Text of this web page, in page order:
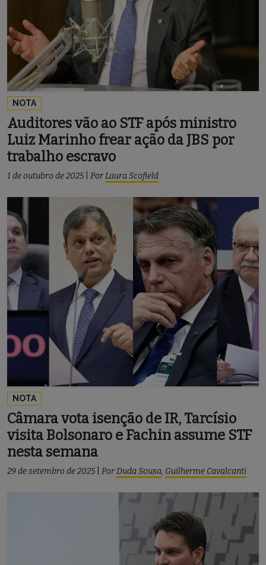
NOTA
Auditores vão ao STF após ministro
Luiz Marinho frear ação da JBS por
trabalho escravo
1 de outubro de 2025 PorLaura Scofield
NOTA
Câmara vota isenção de IR, Tarcísio
visita Bolsonaro e Fachin assume STF
nesta semana
29 de setembro de 2025 PorDuda Sousa, Guilherme Cavalcanti